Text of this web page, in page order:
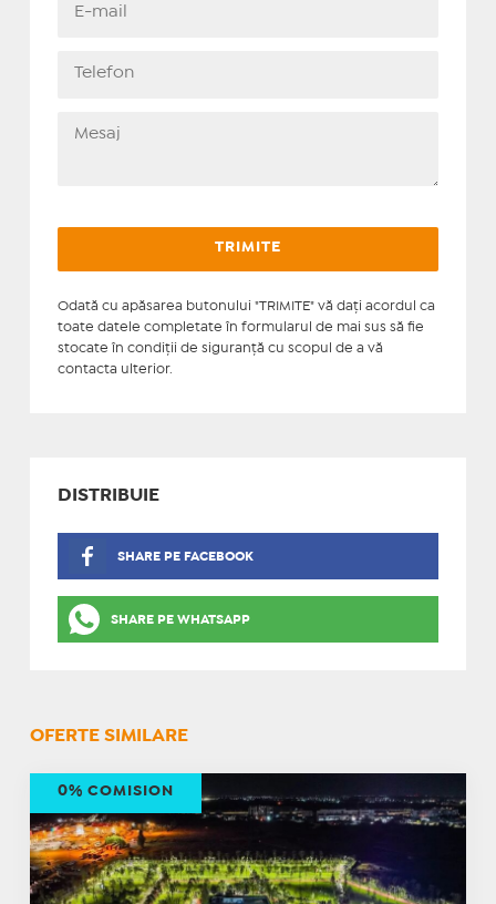
Odată cu apăsarea butonului "TRIMITE" vă daţi acordul ca
toate datele completate în formularul de mai sus să fie
stocate în condiţii de siguranţă cu scopul de a vă
contacta ulterior.
DISTRIBUIE
SHARE PE FACEBOOK
SHARE PE WHATSAPP
OFERTE SIMILARE
0% COMISION